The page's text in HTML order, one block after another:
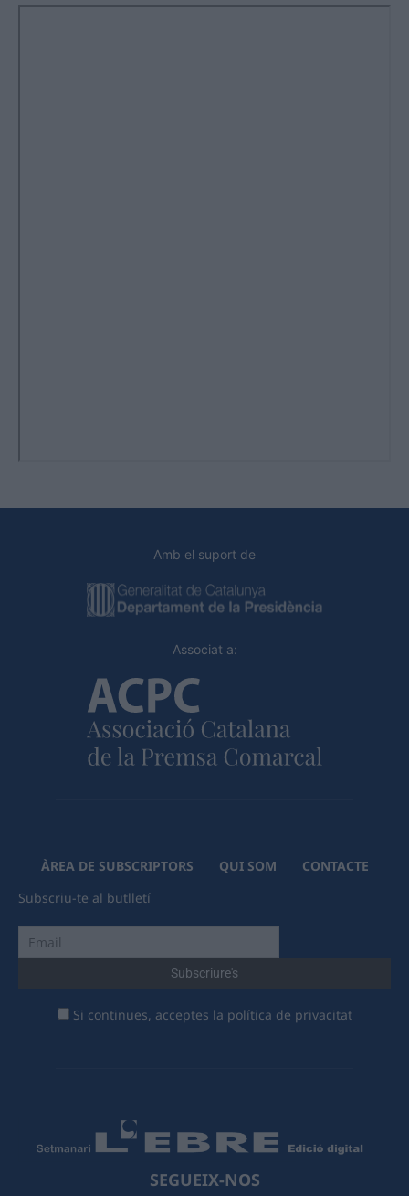
Amb el suport de
Associat a:
ÀREA DE SUBSCRIPTORS QUI SOM
CONTACTE
Subscriu-te al butlletí
Si continues, acceptes la política de privacitat
SEGUEIX-NOS